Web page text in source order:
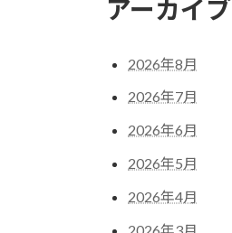
アーカイブ
2026年8月
2026年7月
2026年6月
2026年5月
2026年4月
2026年3月